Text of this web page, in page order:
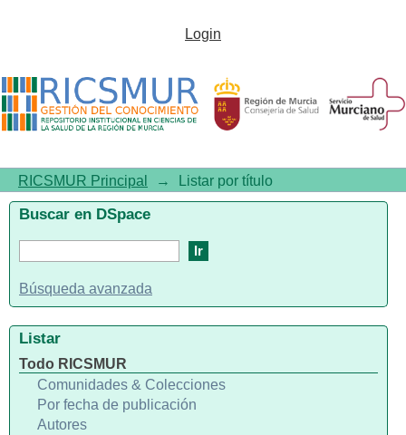
Listar por títuloLogin
RICSMUR Principal → Listar por título
Buscar en DSpace
Búsqueda avanzada
Listar
Todo RICSMUR
Comunidades & Colecciones
Por fecha de publicación
Autores